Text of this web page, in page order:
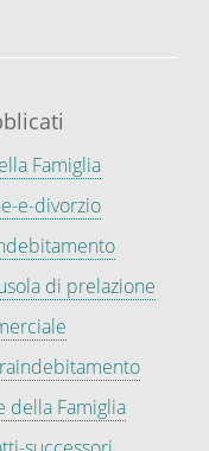
Famiglia
e-divorzio
di prelazione
della Famiglia